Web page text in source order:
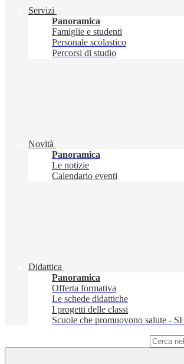
Servizi
Panoramica
Famiglie e studenti
Personale scolastico
Percorsi di studio
Novità
Panoramica
Le notizie
Calendario eventi
Didattica
Panoramica
Offerta formativa
Le schede didattiche
I progetti delle classi
Scuole che promuovono salute -